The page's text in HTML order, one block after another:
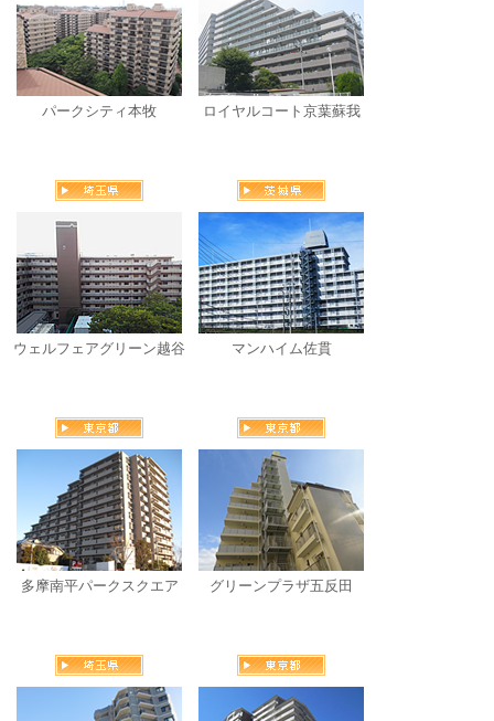
パークシティ本牧 ロイヤルコート京葉蘇我
ウェルフェアグリーン越谷 マンハイム佐貫
多摩南平パークスクエア グリーンプラザ五反田